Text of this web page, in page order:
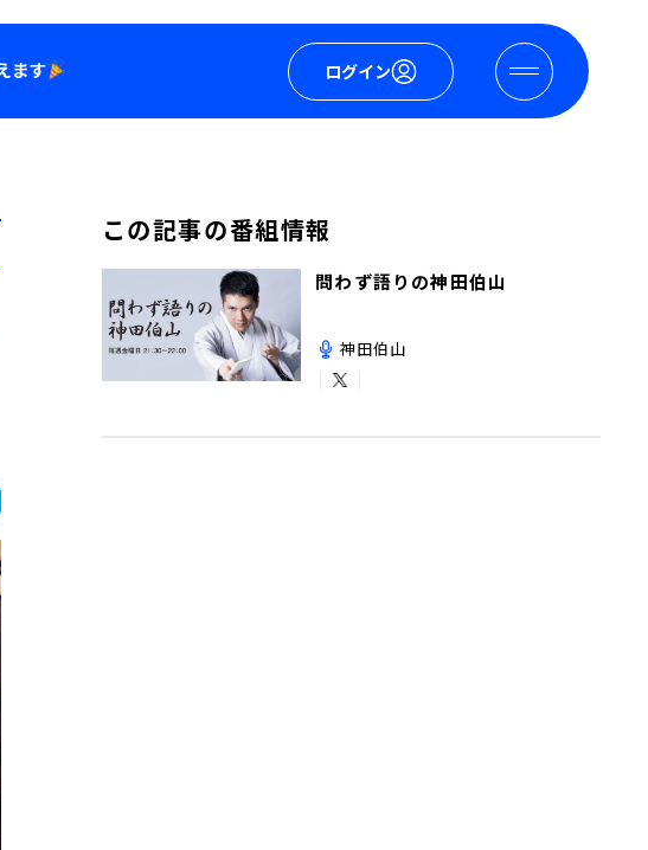
ログイン
この記事の番組情報
問わず語りの神田伯山
神田伯山